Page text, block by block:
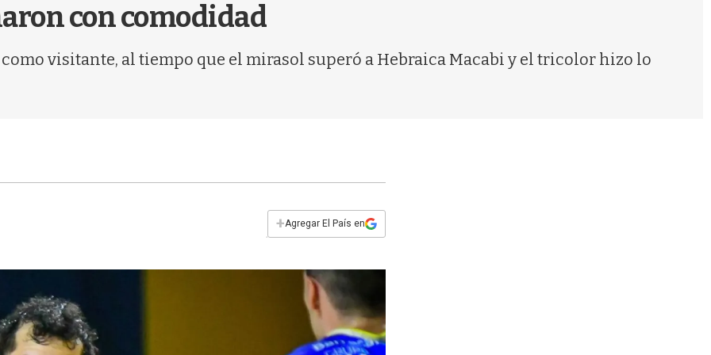
con comodidad
visitante, al tiempo que el mirasol superó a Hebraica Macabi y el tricolor hizo lo
+Agregar El País en